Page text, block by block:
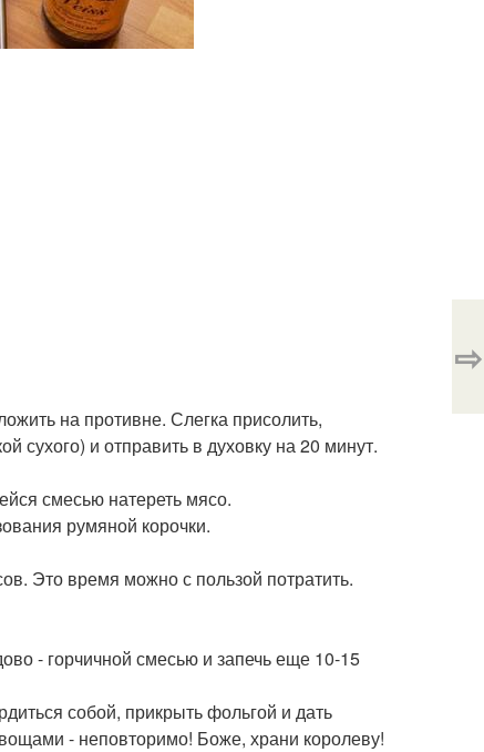
на противне. Слегка присолить,
сухого) и отправить в духовку на 20 минут.
смесью натереть мясо.
румяной корочки.
Это время можно с пользой потратить.
- горчичной смесью и запечь еще 10-15
собой, прикрыть фольгой и дать
- неповторимо! Боже, храни королеву!
⇨